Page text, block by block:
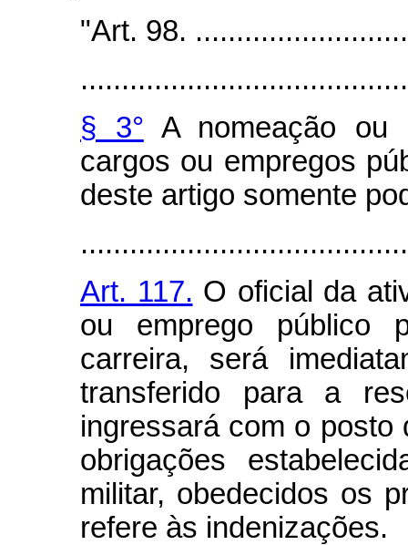
"Art. 98.
§ 3° A nomeação ou
cargos ou empregos
deste artigo somente
Art. 117. O oficial da
ou emprego público
carreira, será
transferido para a
ingressará com o
obrigações
militar, obedecidos os
refere às indenizações.